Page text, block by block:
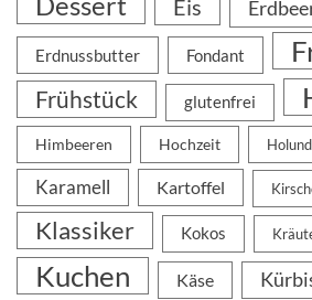
Eis
Erdnussbutter Fondant
Frühstück glutenfrei
Himbeeren Hochzeit
Karamell Kartoffel
Klassiker Kokos
Kuchen Käse